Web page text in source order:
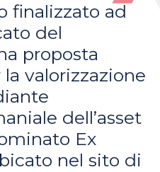
finalizzato ad
del
proposta
valorizzazione
dell’asset
Ex
nel sito di